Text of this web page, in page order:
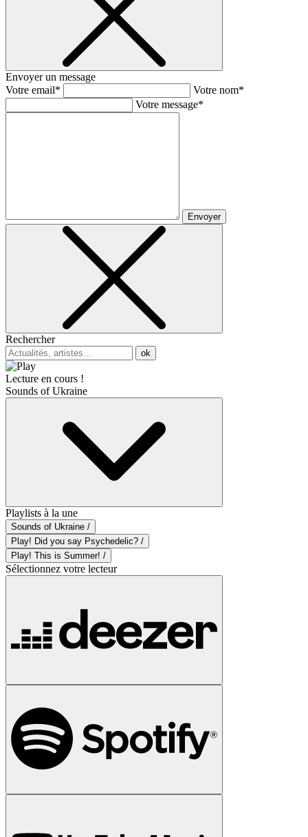
Envoyer un message
Votre email*
Votre nom*
Votre message*
Envoyer
Rechercher
ok
Lecture en cours !
Sounds of Ukraine
Playlists à la une
Sounds of Ukraine /
Play! Did you say Psychedelic? /
Play! This is Summer! /
Sélectionnez votre lecteur